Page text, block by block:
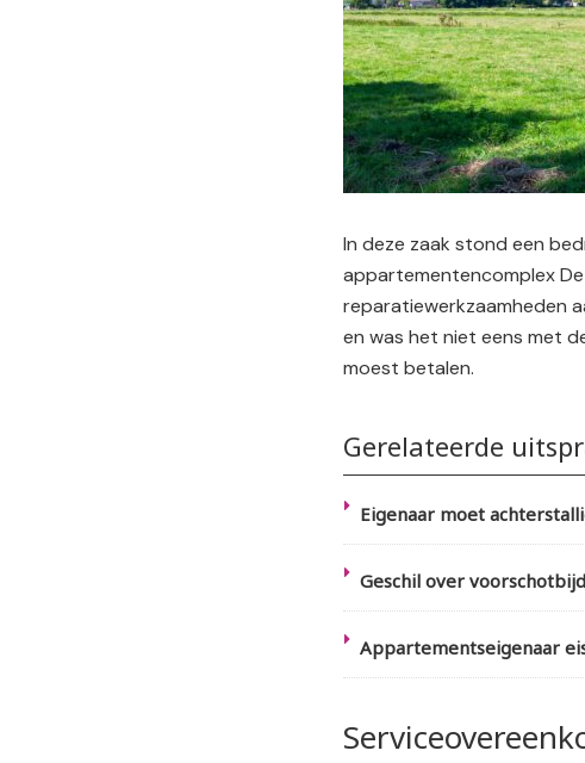
In deze zaak stond een
appartementencomplex
reparatiewerkzaamheden
en was het niet eens met
moest betalen.
Gerelateerde
Eigenaar moet
Geschil over
Appartementseigenaar